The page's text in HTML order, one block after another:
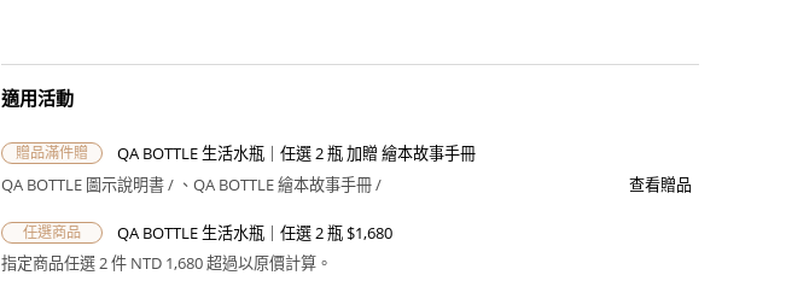
適用活動
贈品滿件贈
QA BOTTLE 生活水瓶｜任選 2 瓶 加贈 繪本故事手冊
QA BOTTLE 圖示說明書 /
QA BOTTLE 繪本故事手冊 / 查看贈品
任選商品
QA BOTTLE 生活水瓶｜任選 2 瓶 $1,680
指定商品任選 2 件 NTD 1,680 超過以原價計算。